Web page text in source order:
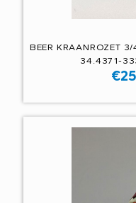
BEER KRAANROZET
34.4371-
€